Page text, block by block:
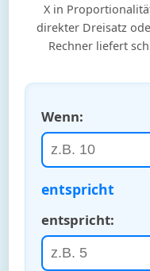
X in
direkter Dreisatz
Rechner liefert
Wenn:
entspricht
entspricht: